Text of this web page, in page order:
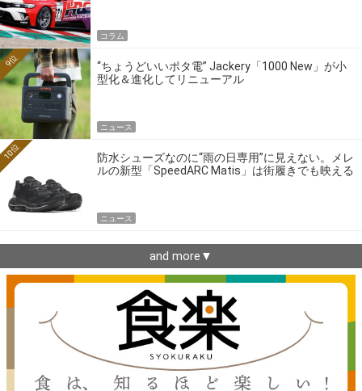
コラム
“ちょうどいいポタ電” Jackery「1000 New」が小
型化＆進化してリニューアル
9位
ニュース
防水シューズなのに“雨の日専用”に見えない。メレ
ルの新型「SpeedARC Matis」は街履きでも映える
10位
ニュース
and more▼